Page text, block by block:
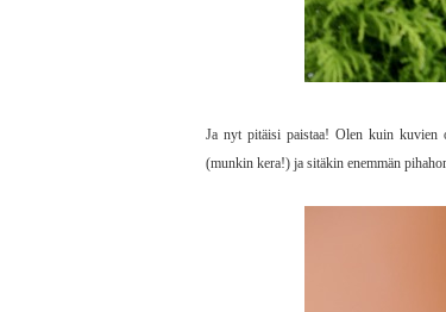
Ja nyt pitäisi paistaa! Olen kuin kuvien
(munkin kera!) ja sitäkin enemmän